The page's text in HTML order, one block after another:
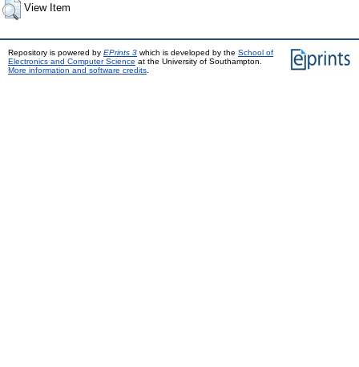
View Item
Repository is powered by EPrints 3 which is developed by the School of
Electronics and Computer Science at the University of Southampton.
More information and software credits